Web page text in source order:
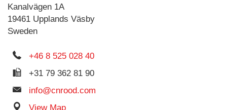
Kanalvägen 1A
19461 Upplands Väsby
Sweden
+46 8 525 028 40
+31 79 362 81 90
info@cnrood.com
View Map